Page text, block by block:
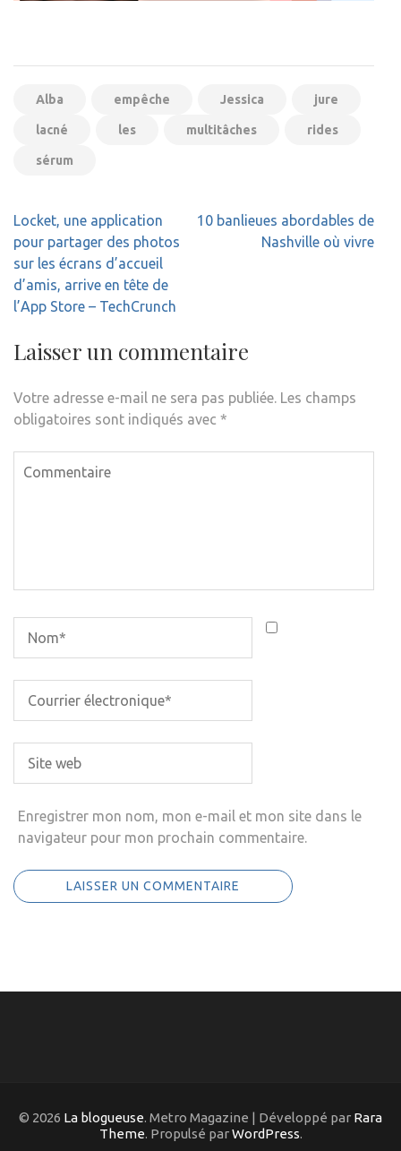
Alba empêche Jessica jure
lacné les multitâches rides
sérum
Navigation
de
l’article
Locket, une application
pour partager des photos
sur les écrans d’accueil
d’amis, arrive en tête de
l’App Store – TechCrunch
10 banlieues abordables de
Nashville où vivre
Laisser un commentaire
Votre adresse e-mail ne sera pas publiée. Les champs
obligatoires sont indiqués avec *
Enregistrer mon nom, mon e-mail et mon site dans le
navigateur pour mon prochain commentaire.
© 2026 La blogueuse. Metro Magazine | Développé par Rara
Theme. Propulsé parWordPress.